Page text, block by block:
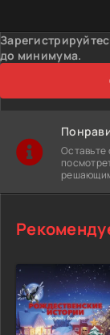
до минимума.
Оставьте